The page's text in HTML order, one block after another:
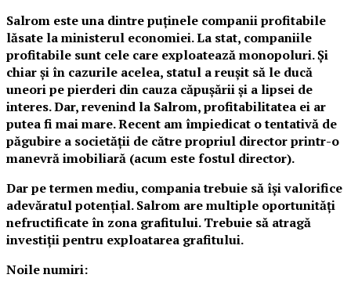
Salrom este una dintre puținele companii profitabile
lăsate la ministerul economiei. La stat, companiile
profitabile sunt cele care exploatează monopoluri. Și
chiar și în cazurile acelea, statul a reușit să le ducă
uneori pe pierderi din cauza căpușării și a lipsei de
interes. Dar, revenind la Salrom, profitabilitatea ei ar
putea fi mai mare. Recent am împiedicat o tentativă de
păgubire a societății de către propriul director printr-o
manevră imobiliară (acum este fostul director).
Dar pe termen mediu, compania trebuie să își valorifice
adevăratul potențial. Salrom are multiple oportunități
nefructificate în zona grafitului. Trebuie să atragă
investiții pentru exploatarea grafitului.
Noile numiri: